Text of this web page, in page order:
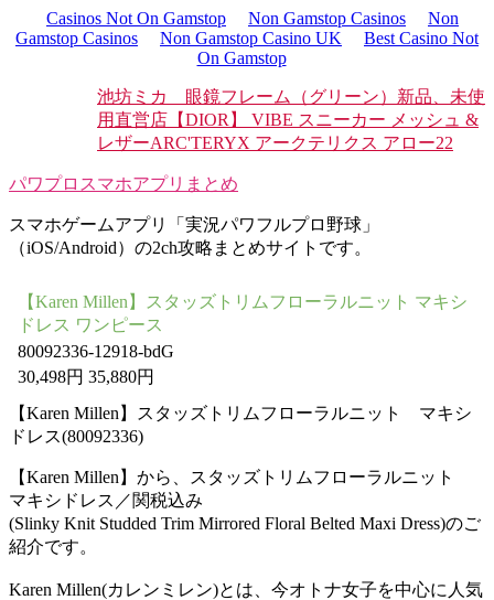
Casinos Not On Gamstop Non Gamstop Casinos
Non
Gamstop Casinos
Non Gamstop Casino UK
Best Casino Not
On Gamstop
池坊ミカ 眼鏡フレーム（グリーン）新品、未使
用直営店【DIOR】 VIBE スニーカー メッシュ &
レザーARC'TERYX アークテリクス アロー22
パワプロスマホアプリまとめ
スマホゲームアプリ「実況パワフルプロ野球」
（iOS/Android）の2ch攻略まとめサイトです。
【Karen Millen】スタッズトリムフローラルニット マキシ
ドレス ワンピース
80092336-12918-bdG
30,498円 35,880円
【Karen Millen】スタッズトリムフローラルニット マキシ
ドレス(80092336)
【Karen Millen】から、スタッズトリムフローラルニット
マキシドレス／関税込み
(Slinky Knit Studded Trim Mirrored Floral Belted Maxi Dress)のご
紹介です。
Karen Millen(カレンミレン)とは、今オトナ女子を中心に人気